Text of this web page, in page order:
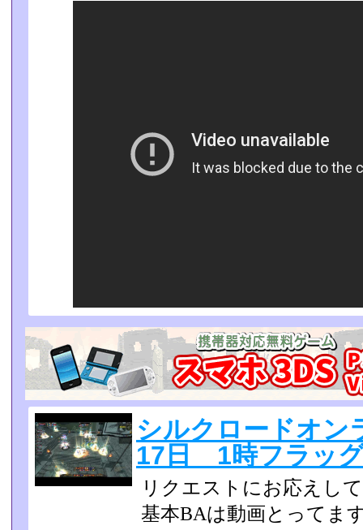
シルクロードオ
17日 1時フラッ
リクエストにお応えし
基本BAは動画とってま